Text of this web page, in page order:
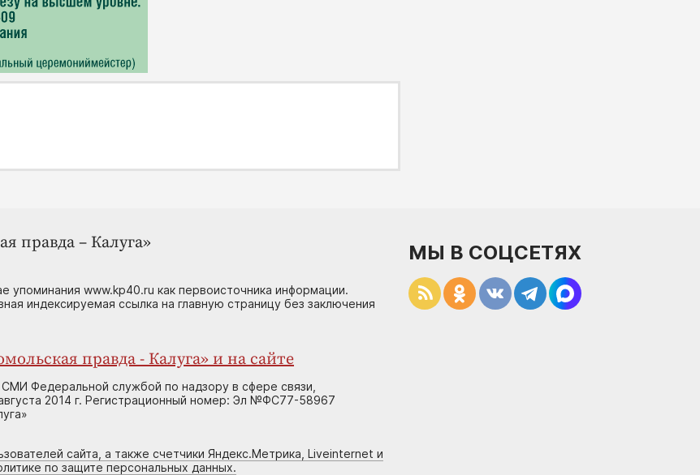
правда – Калуга»
упоминания www.kp40.ru как первоисточника информации.
индексируемая ссылка на главную страницу без заключения
правда - Калуга» и на сайте
Федеральной службой по надзору в сфере связи,
2014 г. Регистрационный номер: Эл №ФС77-58967
сайта, а также счетчики Яндекс.Метрика, Liveinternet и
по защите персональных данных.
МЫ В СОЦСЕТЯХ